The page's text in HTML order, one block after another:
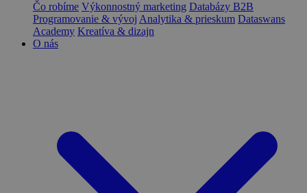
Čo robíme Výkonnostný marketing Databázy B2B
Programovanie & vývoj Analytika & prieskum Dataswans
Academy Kreatíva & dizajn
O nás